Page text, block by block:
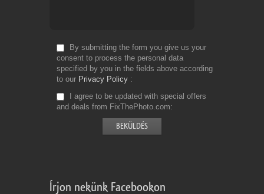
By submitting the form you give us your
consent to process the personal data
specified by you in the fields above according
to our Privacy Policy
I agree to be updated with special offers
and deals from FixThePhoto.com
Írjon nekünk Facebookon